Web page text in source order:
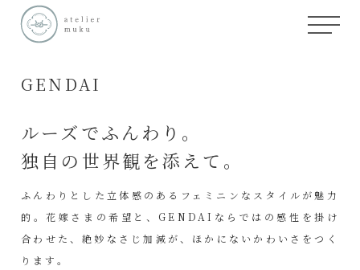
GENDAI
ルーズでふんわり。
独自の世界観を添えて。
ふんわりとした立体感のあるフェミニンなスタイルが魅力
的。花嫁さまの希望と、GENDAIならではの感性を掛け
合わせた、絶妙なさじ加減が、ほかにないかわいさをつく
ります。